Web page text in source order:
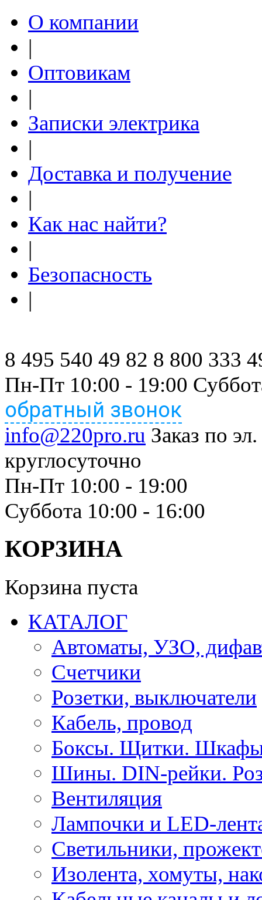
О компании
|
Оптовикам
|
Записки электрика
|
Доставка и получение
|
Как нас найти?
|
Безопасность
|
8 495 540 49 82 8 800 333
Пн-Пт 10:00 - 19:00
обратный звонок
info@220pro.ru Заказ по
круглосуточно
Пн-Пт 10:00 - 19:00
Суббота 10:00 - 16:00
КОРЗИНА
Корзина пуста
КАТАЛОГ
Автоматы, УЗО,
Счетчики
Розетки, выключатели
Кабель, провод
Боксы. Щитки.
Шины. DIN-рейки.
Вентиляция
Лампочки и LED-
Светильники,
Изолента, хомуты,